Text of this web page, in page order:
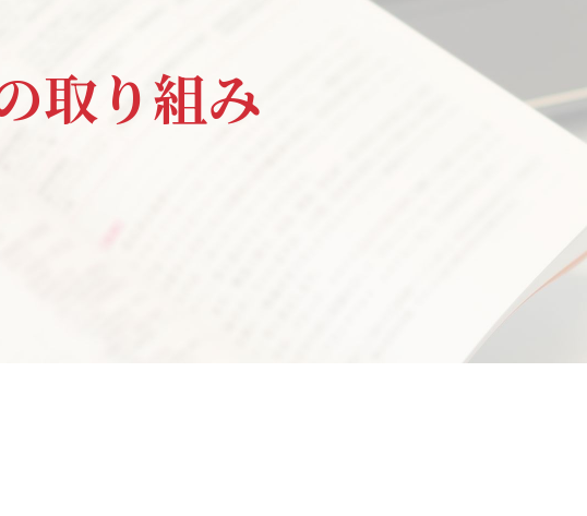
選ばれる理由
おすすめレシピ
トップメッセージ
取り組み